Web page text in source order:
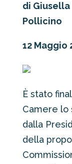
di
Pollicino
12 Maggio
È stato
Camere lo
dalla
della